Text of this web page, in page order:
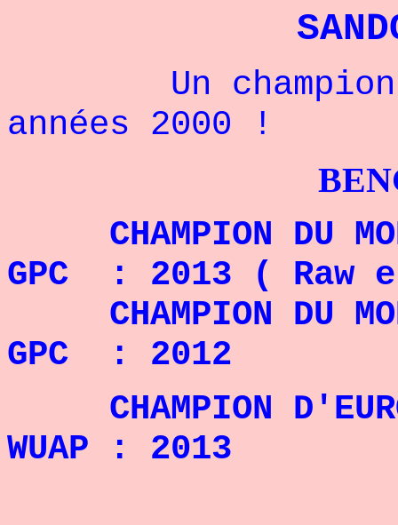
Un champion
années 2000 !
CHAMPION DU
GPC : 2013 (
CHAMPION DU
GPC : 2012
CHAMPION
WUAP : 2013